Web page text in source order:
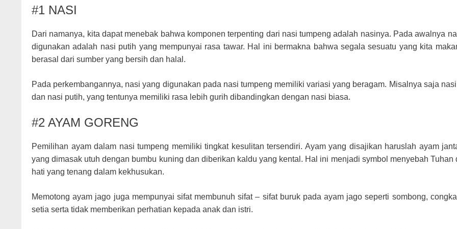
#1 NASI
Dari namanya, kita dapat menebak bahwa komponen terpenting dari nasi tumpeng adalah nasinya. Pada awalnya
digunakan adalah nasi putih yang mempunyai rasa tawar. Hal ini bermakna bahwa segala sesuatu yang kita
berasal dari sumber yang bersih dan halal.
Pada perkembangannya, nasi yang digunakan pada nasi tumpeng memiliki variasi yang beragam. Misalnya saja
dan nasi putih, yang tentunya memiliki rasa lebih gurih dibandingkan dengan nasi biasa.
#2 AYAM GORENG
Pemilihan ayam dalam nasi tumpeng memiliki tingkat kesulitan tersendiri. Ayam yang disajikan haruslah ayam
yang dimasak utuh dengan bumbu kuning dan diberikan kaldu yang kental. Hal ini menjadi symbol menyebah Tuhan
hati yang tenang dalam kekhusukan.
Memotong ayam jago juga mempunyai sifat membunuh sifat – sifat buruk pada ayam jago seperti sombong,
setia serta tidak memberikan perhatian kepada anak dan istri.